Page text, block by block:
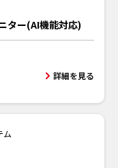
ター(AI機能対応)
詳細を見る
ム